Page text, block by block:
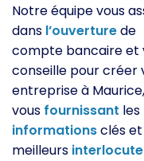
Notre équipe vous
dans l’ouverturede
compte bancaire et
conseille pour créer
entreprise à
vous fournissant les
informationsclés
meilleurs